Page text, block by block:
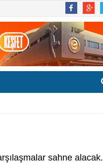
sahne alacak.